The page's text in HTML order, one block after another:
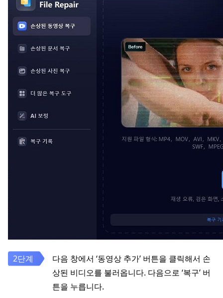
다음 창에서 ‘동영상 추가’ 버튼을 클릭해서 손
상된 비디오를 불러옵니다. 다음으로 ‘복구’ 버
튼을 누릅니다.